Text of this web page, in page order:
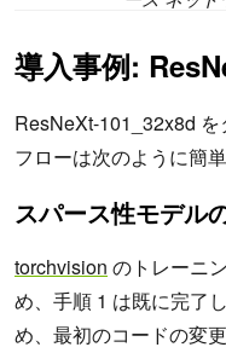
導入事例:
ResNeXt-101_32x8d
フローは次のように簡単
スパース性モデル
torchvision のトレーニ
め、手順 1 は既に完了
め、最初のコードの変